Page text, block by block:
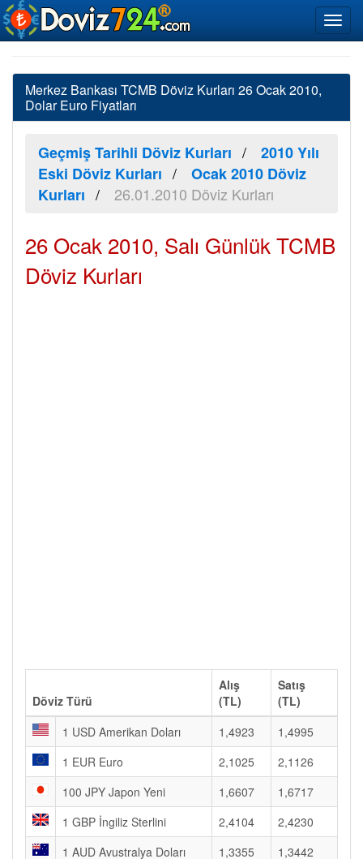
Merkez Bankası TCMB Döviz Kurları 26 Ocak 2010,
Dolar Euro Fiyatları
Geçmiş Tarihli Döviz Kurları
2010 Yılı
Eski Döviz Kurları
Ocak 2010 Döviz
Kurları
26.01.2010 Döviz Kurları
26 Ocak 2010, Salı Günlük TCMB
Döviz Kurları
Döviz Türü
Alış
(TL)
Satış
(TL)
1 USD Amerikan Doları
1,4923
1,4995
1 EUR Euro
2,1025
2,1126
100 JPY Japon Yeni
1,6607
1,6717
1 GBP İngiliz Sterlini
2,4104
2,4230
1 AUD Avustralya Doları
1,3355
1,3442